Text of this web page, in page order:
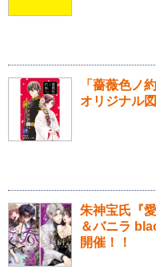
「薔薇色ノ
オリジナル
朱神宝氏『
＆バニラ
開催！！